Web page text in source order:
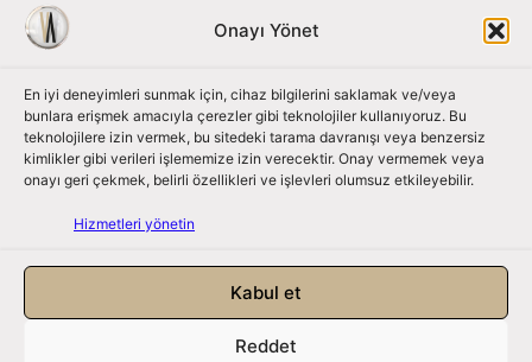
Onayı Yönet
En iyi deneyimleri sunmak için, cihaz bilgilerini saklamak ve/veya
bunlara erişmek amacıyla çerezler gibi teknolojiler kullanıyoruz. Bu
teknolojilere izin vermek, bu sitedeki tarama davranışı veya benzersiz
kimlikler gibi verileri işlememize izin verecektir. Onay vermemek veya
onayı geri çekmek, belirli özellikleri ve işlevleri olumsuz etkileyebilir.
Hizmetleri yönetin
Kabul et
Reddet
Bizimle iletişime geçin: info@nouvart.net
Bizi Takip Edin